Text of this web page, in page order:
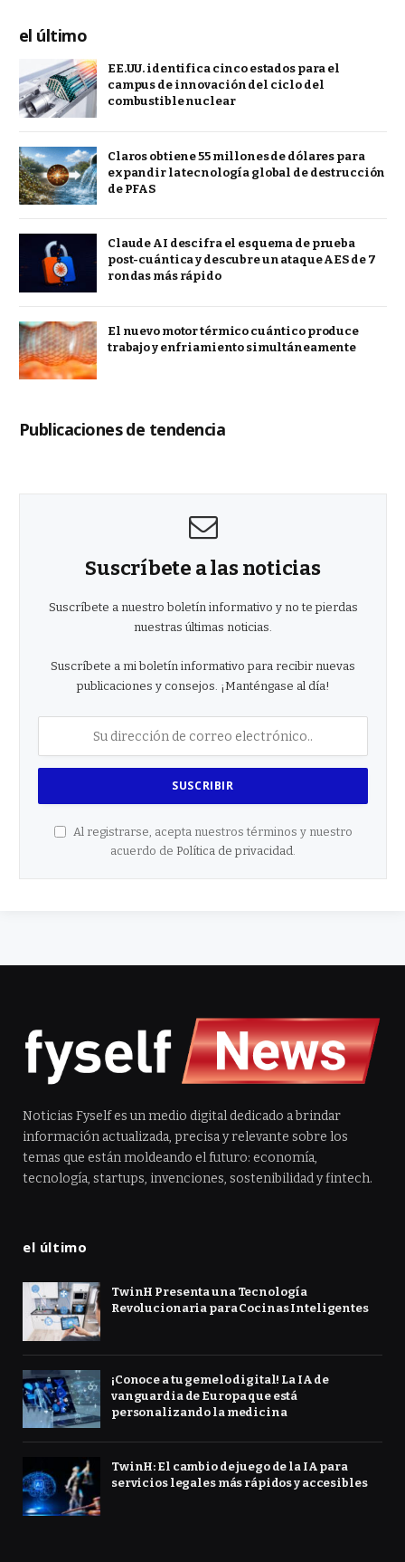
el último
EE.UU. identifica cinco estados para el
campus de innovación del ciclo del
combustible nuclear
Claros obtiene 55 millones de dólares para
expandir la tecnología global de destrucción
de PFAS
Claude AI descifra el esquema de prueba
post-cuántica y descubre un ataque AES de 7
rondas más rápido
El nuevo motor térmico cuántico produce
trabajo y enfriamiento simultáneamente
Publicaciones de tendencia
Suscríbete a las noticias
Suscríbete a nuestro boletín informativo y no te pierdas
nuestras últimas noticias.
Suscríbete a mi boletín informativo para recibir nuevas
publicaciones y consejos. ¡Manténgase al día!
Al registrarse, acepta nuestros términos y nuestro
acuerdo de Política de privacidad.
Noticias Fyself es un medio digital dedicado a brindar
información actualizada, precisa y relevante sobre los
temas que están moldeando el futuro: economía,
tecnología, startups, invenciones, sostenibilidad y fintech.
el último
TwinH Presenta una Tecnología
Revolucionaria para Cocinas Inteligentes
¡Conoce a tu gemelo digital! La IA de
vanguardia de Europa que está
personalizando la medicina
TwinH: El cambio de juego de la IA para
servicios legales más rápidos y accesibles